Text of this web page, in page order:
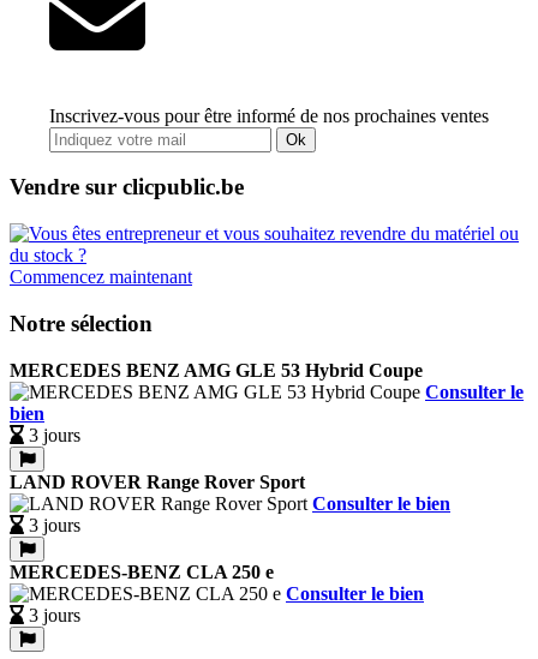
Inscrivez-vous pour être informé de nos prochaines ventes
Ok
Vendre sur clicpublic.be
Commencez maintenant
Notre sélection
MERCEDES BENZ AMG GLE 53 Hybrid Coupe
Consulter le
bien
3 jours
LAND ROVER Range Rover Sport
Consulter le bien
3 jours
MERCEDES-BENZ CLA 250 e
Consulter le bien
3 jours